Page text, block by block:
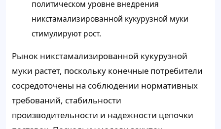
политическом уровне внедрения
никстамализированной кукурузной муки
стимулируют рост.
Рынок никстамализированной кукурузной
муки растет, поскольку конечные потребители
сосредоточены на соблюдении нормативных
требований, стабильности
производительности и надежности цепочки